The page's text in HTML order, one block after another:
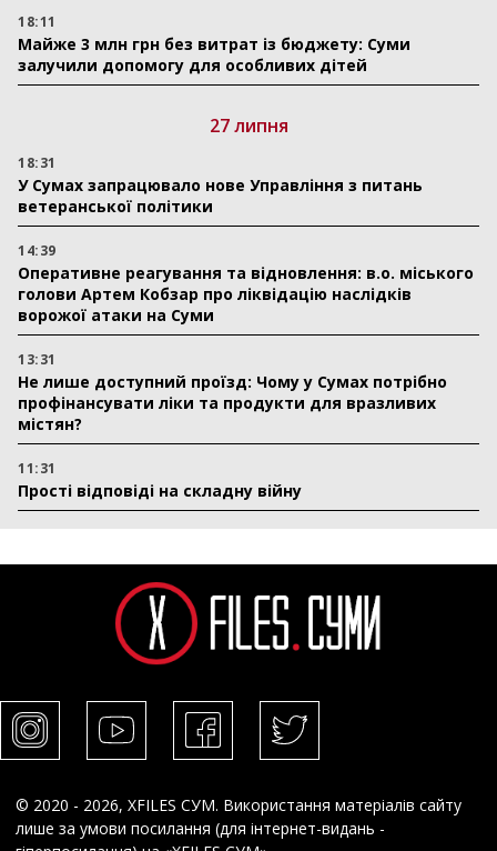
18:11
Майже 3 млн грн без витрат із бюджету: Суми
залучили допомогу для особливих дітей
27 липня
18:31
У Сумах запрацювало нове Управління з питань
ветеранської політики
14:39
Оперативне реагування та відновлення: в.о. міського
голови Артем Кобзар про ліквідацію наслідків
ворожої атаки на Суми
13:31
Не лише доступний проїзд: Чому у Сумах потрібно
профінансувати ліки та продукти для вразливих
містян?
11:31
Прості відповіді на складну війну
© 2020 - 2026, XFILES СУМ. Використання матеріалів сайту
лише за умови посилання (для інтернет-видань -